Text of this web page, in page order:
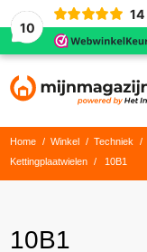
10
14
Home / Winkel / Techniek /
Kettingplaatwielen
/ 10B1
10B1